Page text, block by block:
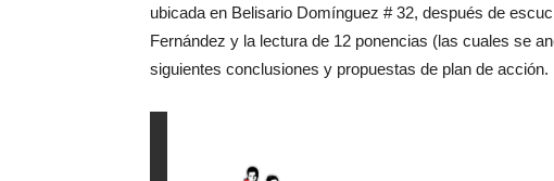
ubicada en Belisario Domínguez # 32, después de
Fernández y la lectura de 12 ponencias (las cuales se
siguientes conclusiones y propuestas de plan de acción.